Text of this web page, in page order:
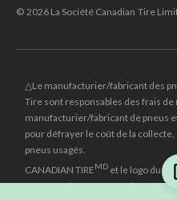
© 2026 La Société Canadian Tire
△Le manufacturier/fabricant des
Tire sont responsables des frais
manufacturier/fabricant de pneus
pour défrayer le coût de la
pneus usagés.
CANADIAN TIREMD et le logo du
marques de commerce déposées